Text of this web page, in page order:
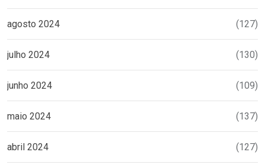
agosto 2024 (127)
julho 2024 (130)
junho 2024 (109)
maio 2024 (137)
abril 2024 (127)